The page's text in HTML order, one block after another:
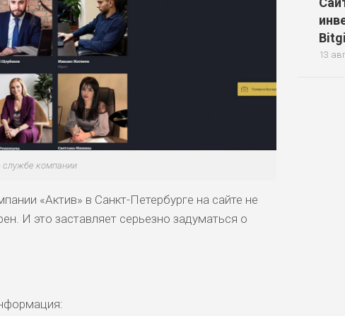
компании
«Актив» в Санкт-Петербурге на сайте не
И это заставляет серьезно задуматься о
13